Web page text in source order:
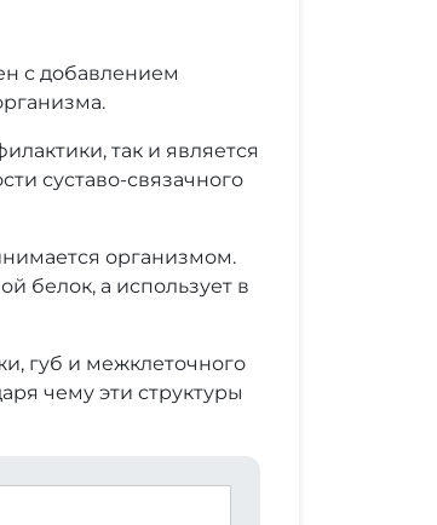
с добавлением
так и является
суставо-связачного
организмом.
белок, а использует в
губ и межклеточного
чему эти структуры